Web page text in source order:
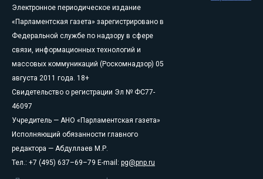
Электронное периодическое издание
«Парламентская газета» зарегистрировано в
Федеральной службе по надзору в сфере
связи, информационных технологий и
массовых коммуникаций (Роскомнадзор) 05
августа 2011 года. 18+
Свидетельство о регистрации Эл № ФС77-
46097
Учредитель — АНО «Парламентская газета»
Исполняющий обязанности главного
редактора — Абдуллаев М.Р.
Тел.: +7 (495) 637–69–79 E-mail: pg@pnp.ru